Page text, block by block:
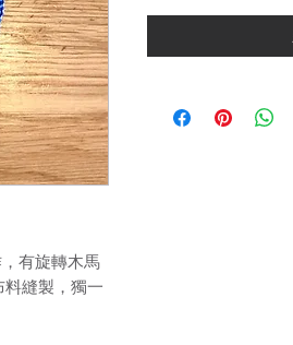
有旋轉木馬
縫製，獨一